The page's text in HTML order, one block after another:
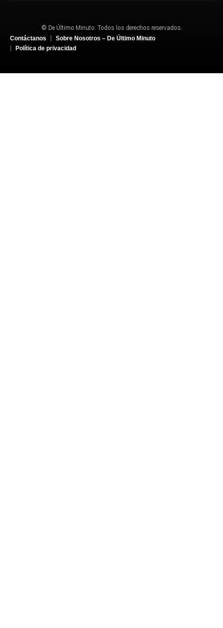
© De Último Minuto. Todos los derechos reservados.
Contáctanos
Sobre Nosotros – De Último Minuto
Política de privacidad